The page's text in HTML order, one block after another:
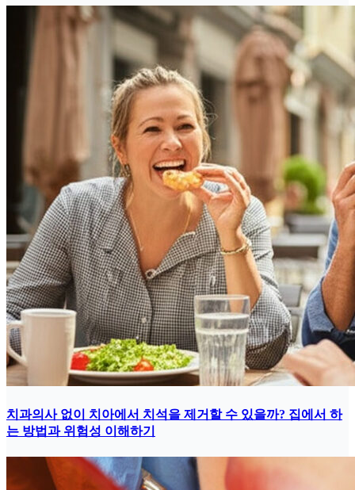
치과의사 없이 치아에서 치석을 제거할 수 있을까? 집에서 하
는 방법과 위험성 이해하기